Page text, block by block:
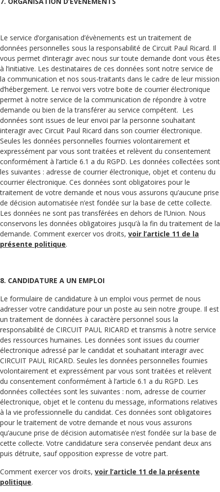
Le service d’organisation d’évènements est un traitement de
données personnelles sous la responsabilité de Circuit Paul Ricard. Il
vous permet d’interagir avec nous sur toute demande dont vous êtes
à l’initiative. Les destinataires de ces données sont notre service de
la communication et nos sous-traitants dans le cadre de leur mission
d’hébergement. Le renvoi vers votre boite de courrier électronique
permet à notre service de la communication de répondre à votre
demande ou bien de la transférer au service compétent. Les
données sont issues de leur envoi par la personne souhaitant
interagir avec Circuit Paul Ricard dans son courrier électronique.
Seules les données personnelles fournies volontairement et
expressément par vous sont traitées et relèvent du consentement
conformément à l’article 6.1 a du RGPD. Les données collectées sont
les suivantes : adresse de courrier électronique, objet et contenu du
courrier électronique. Ces données sont obligatoires pour le
traitement de votre demande et nous vous assurons qu’aucune prise
de décision automatisée n’est fondée sur la base de cette collecte.
Les données ne sont pas transférées en dehors de l’Union. Nous
conservons les données obligatoires jusqu’à la fin du traitement de la
demande. Comment exercer vos droits, voir l’article 11 de la
présente politique.
8. CANDIDATURE A UN EMPLOI
Le formulaire de candidature à un emploi vous permet de nous
adresser votre candidature pour un poste au sein notre groupe. Il est
un traitement de données à caractère personnel sous la
responsabilité de CIRCUIT PAUL RICARD et transmis à notre service
des ressources humaines. Les données sont issues du courrier
électronique adressé par le candidat et souhaitant interagir avec
CIRCUIT PAUL RICARD. Seules les données personnelles fournies
volontairement et expressément par vous sont traitées et relèvent
du consentement conformément à l’article 6.1 a du RGPD. Les
données collectées sont les suivantes : nom, adresse de courrier
électronique, objet et le contenu du message, informations relatives
à la vie professionnelle du candidat. Ces données sont obligatoires
pour le traitement de votre demande et nous vous assurons
qu’aucune prise de décision automatisée n’est fondée sur la base de
cette collecte. Votre candidature sera conservée pendant deux ans
puis détruite, sauf opposition expresse de votre part.
Comment exercer vos droits, voir l’article 11 de la présente
politique.